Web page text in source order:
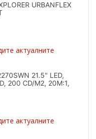
URBANFLEX
актуалните
21.5" LED,
200 CD/M2, 20M:1,
актуалните